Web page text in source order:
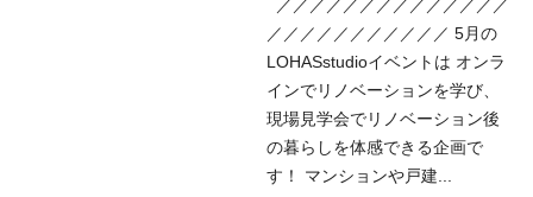
／／／／／／／／／／／／／／
／／／／／／／／／／／ 5月の
LOHASstudioイベントは オンラ
インでリノベーションを学び、
現場見学会でリノベーション後
の暮らしを体感できる企画で
す！ マンションや戸建...